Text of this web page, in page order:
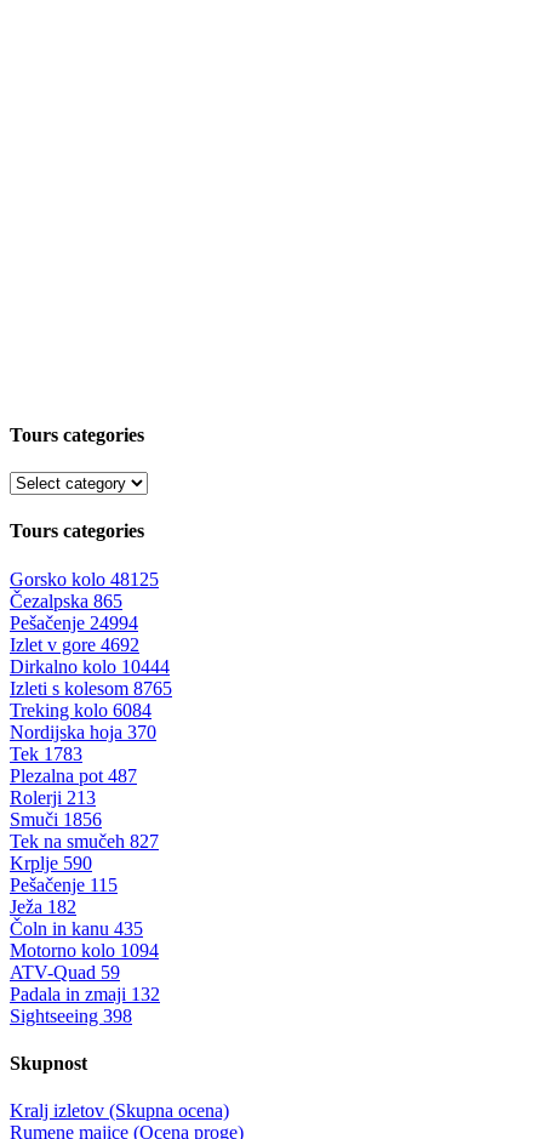
Tours categories
Tours categories
Gorsko kolo 48125
Čezalpska 865
Pešačenje 24994
Izlet v gore 4692
Dirkalno kolo 10444
Izleti s kolesom 8765
Treking kolo 6084
Nordijska hoja 370
Tek 1783
Plezalna pot 487
Rolerji 213
Smuči 1856
Tek na smučeh 827
Krplje 590
Pešačenje 115
Ježa 182
Čoln in kanu 435
Motorno kolo 1094
ATV-Quad 59
Padala in zmaji 132
Sightseeing 398
Skupnost
Kralj izletov (Skupna ocena)
Rumene majice (Ocena proge)